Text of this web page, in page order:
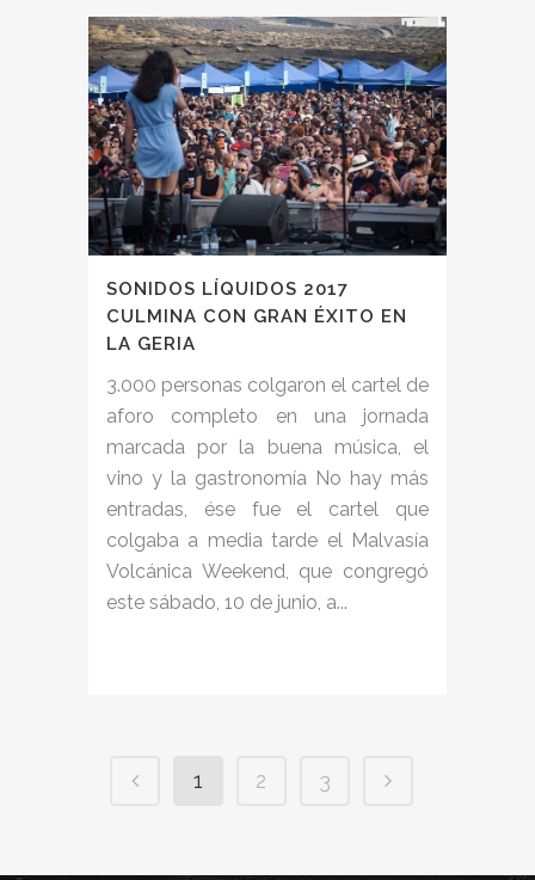
SONIDOS LÍQUIDOS 2017
CULMINA CON GRAN ÉXITO EN
LA GERIA
3.000 personas colgaron el cartel de
aforo completo en una jornada
marcada por la buena música, el
vino y la gastronomía No hay más
entradas, ése fue el cartel que
colgaba a media tarde el Malvasía
Volcánica Weekend, que congregó
este sábado, 10 de junio, a...
1 2 3